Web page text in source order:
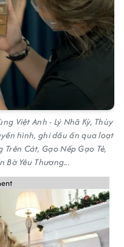
Việt Anh - Lý Nhã Kỳ, Thùy
hình, ghi dấu ấn qua loạt
Cát, Gạo Nếp Gạo Tẻ,
Bờ Yêu Thương...